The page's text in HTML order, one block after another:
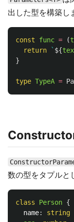
出した型を構築し
const func = (
return
` ${
}
type TypeA =
数の型をタプルと
class Person {
name:
string